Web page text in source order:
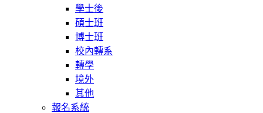
學士後
碩士班
博士班
校內轉系
轉學
境外
其他
報名系統